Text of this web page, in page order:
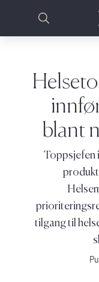
blant
Toppsjefen
tilgang til